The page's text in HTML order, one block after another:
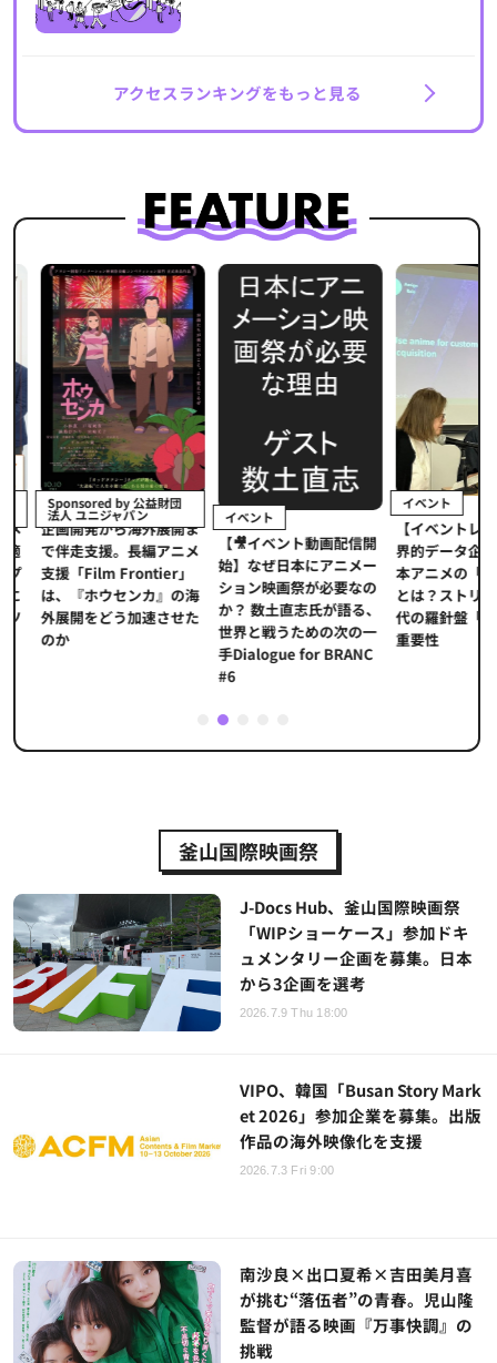
アクセスランキングをもっと見る
Sponsored by 公益財団
法人 ユニジャパン
企画開発から海外展開ま
で伴走支援。長編アニメ
支援「Film Frontier」
は、『ホウセンカ』の海
外展開をどう加速させた
のか
イベント
【🎥イベント動画配信開
始】なぜ日本にアニメー
ション映画祭が必要なの
か？ 数土直志氏が語る、
世界と戦うための次の一
手Dialogue for BRANC
#6
イベント
【イベントレポ
界的データ企業
本アニメの「真
とは？ストリー
代の羅針盤「デ
重要性
2
釜山国際映画祭
J-Docs Hub、釜山国際映画祭
「WIPショーケース」参加ドキ
ュメンタリー企画を募集。日本
から3企画を選考
2026.7.9 Thu 18:00
VIPO、韓国「Busan Story Mark
et 2026」参加企業を募集。出版
作品の海外映像化を支援
2026.7.3 Fri 9:00
南沙良×出口夏希×吉田美月喜
が挑む“落伍者”の青春。児山隆
監督が語る映画『万事快調』の
挑戦